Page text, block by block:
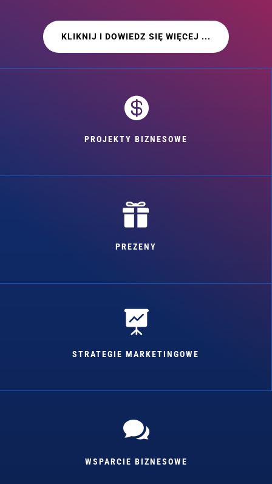
KLIKNIJ I DOWIEDZ SIĘ WIĘCEJ ...

PROJEKTY BIZNESOWE

PREZENY

STRATEGIE MARKETINGOWE

WSPARCIE BIZNESOWE